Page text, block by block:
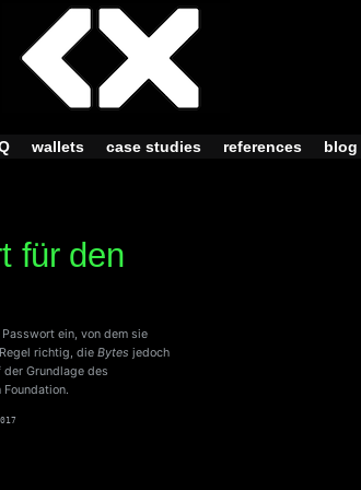
wallets case studies references blog
für den
ein, von dem sie
richtig, die Bytes jedoch
Grundlage des